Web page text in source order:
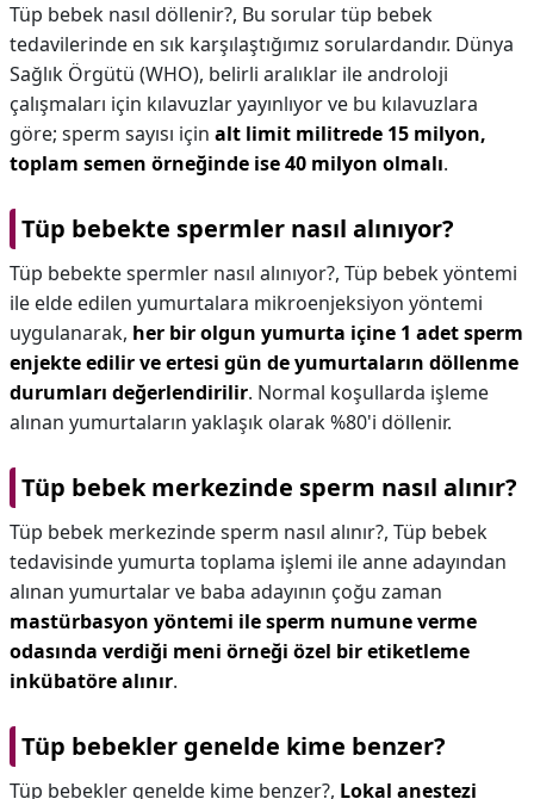
Tüp bebek nasıl döllenir?, Bu sorular tüp bebek
tedavilerinde en sık karşılaştığımız sorulardandır. Dünya
Sağlık Örgütü (WHO), belirli aralıklar ile androloji
çalışmaları için kılavuzlar yayınlıyor ve bu kılavuzlara
göre; sperm sayısı için alt limit militrede 15 milyon,
toplam semen örneğinde ise 40 milyon olmalı.
Tüp bebekte spermler nasıl alınıyor?
Tüp bebekte spermler nasıl alınıyor?, Tüp bebek yöntemi
ile elde edilen yumurtalara mikroenjeksiyon yöntemi
uygulanarak, her bir olgun yumurta içine 1 adet sperm
enjekte edilir ve ertesi gün de yumurtaların döllenme
durumları değerlendirilir. Normal koşullarda işleme
alınan yumurtaların yaklaşık olarak %80'i döllenir.
Tüp bebek merkezinde sperm nasıl alınır?
Tüp bebek merkezinde sperm nasıl alınır?, Tüp bebek
tedavisinde yumurta toplama işlemi ile anne adayından
alınan yumurtalar ve baba adayının çoğu zaman
mastürbasyon yöntemi ile sperm numune verme
odasında verdiği meni örneği özel bir etiketleme
inkübatöre alınır.
Tüp bebekler genelde kime benzer?
Tüp bebekler genelde kime benzer?, Lokal anestezi